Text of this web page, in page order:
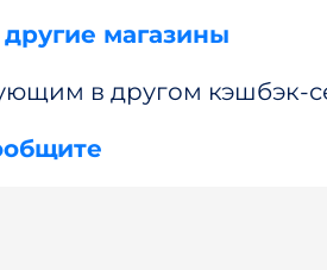
магазины
в другом кэшбэк-